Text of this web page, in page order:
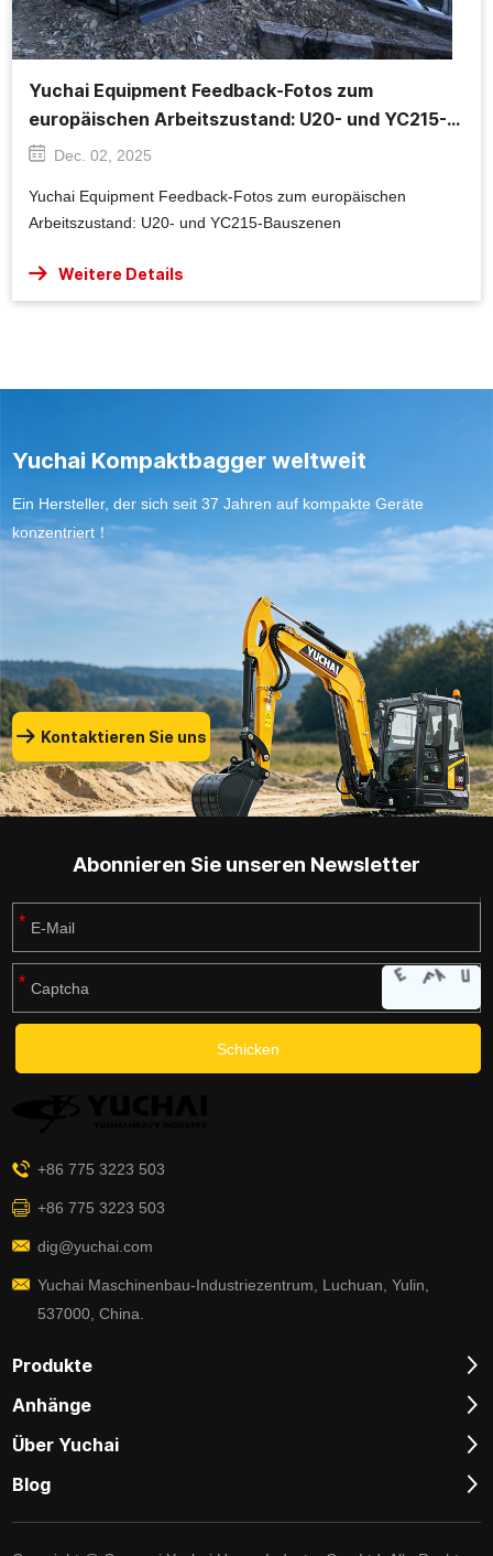
Yuchai Equipment Feedback-Fotos zum
europäischen Arbeitszustand: U20- und YC215-
Bauszenen
Dec. 02, 2025
Yuchai Equipment Feedback-Fotos zum europäischen
Arbeitszustand: U20- und YC215-Bauszenen
Weitere Details
Yuchai Kompaktbagger weltweit
Ein Hersteller, der sich seit 37 Jahren auf kompakte Geräte
konzentriert！
Kontaktieren Sie uns
Abonnieren Sie unseren Newsletter
+86 775 3223 503
+86 775 3223 503
dig@yuchai.com
Yuchai Maschinenbau-Industriezentrum, Luchuan, Yulin,
537000, China.
Produkte
Anhänge
Über Yuchai
Blog